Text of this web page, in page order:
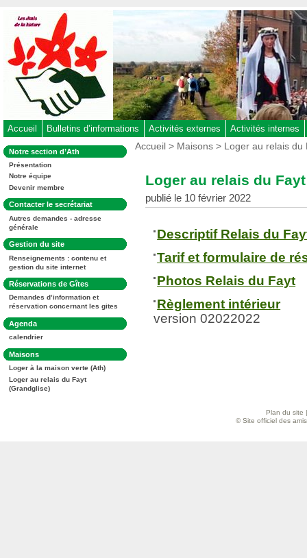
au
contenu
-
Aller
au
menu
-
à
la
recherche
Accueil Bulletins d’informations Activités externes Activités internes
Dans
la
rubrique
:
Notre section d’Ath
Présentation
Notre équipe
Devenir membre
Dans
la
rubrique
:
Contacter le secrétariat
Autres demandes - adresse
générale
Dans
la
rubrique
:
Gestion du site
Renseignements : contenu et
gestion du site internet
Dans
la
rubrique
:
Réservations de Gîtes
Demandes d’information et
réservation concernant les gites
Dans
la
rubrique
:
Agenda
calendrier
Dans
la
rubrique
:
Maisons
Loger à la maison verte (Ath)
Loger au relais du Fayt
(Grandglise)
Vous
Accueil > Maisons > Loger au relais du
Loger au relais du
publié le 10 février 2022
Descriptif Relais du
Tarif et formulaire de
Photos Relais du Fayt
Règlement intérieur
version 02022022
Plan du site
© Site officiel des